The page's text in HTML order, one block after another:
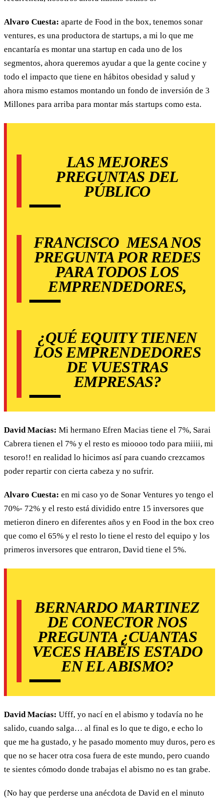
Alvaro Cuesta: aparte de Food in the box, tenemos sonar
ventures, es una productora de startups, a mi lo que me
encantaría es montar una startup en cada uno de los
segmentos, ahora queremos ayudar a que la gente cocine y
todo el impacto que tiene en hábitos obesidad y salud y
ahora mismo estamos montando un fondo de inversión de 3
Millones para arriba para montar más startups como esta.
LAS MEJORES
PREGUNTAS DEL
PÚBLICO
FRANCISCO MESA NOS
PREGUNTA POR REDES
PARA TODOS LOS
EMPRENDEDORES,
¿QUÉ EQUITY TIENEN
LOS EMPRENDEDORES
DE VUESTRAS
EMPRESAS?
David Macías: Mi hermano Efren Macias tiene el 7%, Sarai
Cabrera tienen el 7% y el resto es mioooo todo para miiii, mi
tesoro!! en realidad lo hicimos así para cuando crezcamos
poder repartir con cierta cabeza y no sufrir.
Alvaro Cuesta: en mi caso yo de Sonar Ventures yo tengo el
70%- 72% y el resto está dividido entre 15 inversores que
metieron dinero en diferentes años y en Food in the box creo
que como el 65% y el resto lo tiene el resto del equipo y los
primeros inversores que entraron, David tiene el 5%.
BERNARDO MARTINEZ
DE CONECTOR NOS
PREGUNTA ¿CUANTAS
VECES HABÉIS ESTADO
EN EL ABISMO?
David Macías: Ufff, yo nací en el abismo y todavía no he
salido, cuando salga… al final es lo que te digo, e echo lo
que me ha gustado, y he pasado momento muy duros, pero es
que no se hacer otra cosa fuera de este mundo, pero cuando
te sientes cómodo donde trabajas el abismo no es tan grabe.
(No hay que perderse una anécdota de David en el minuto